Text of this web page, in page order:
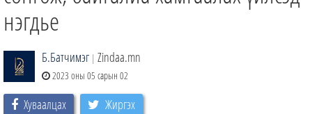
ЗИНДАА СЭТГҮҮЛ
нэгдье
Б.Батчимэг | Zindaa.mn
2023 оны 05 сарын 02
Хуваалцах Жиргэх